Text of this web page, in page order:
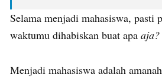
Selama menjadi mahasiswa, pasti
waktumu dihabiskan buat apa aja?
Menjadi mahasiswa adalah